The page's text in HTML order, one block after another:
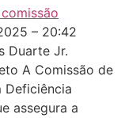
– 20:42
Duarte Jr.
A Comissão de
Deficiência
assegura a